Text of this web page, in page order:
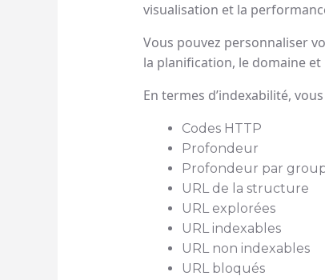
visualisation et la
Vous pouvez personnaliser
la planification, le domaine
En termes d’indexabilité,
Codes HTTP
Profondeur
Profondeur par
URL de la structure
URL explorées
URL indexables
URL non indexables
URL bloqués